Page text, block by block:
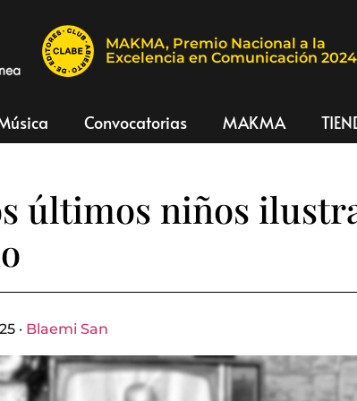
MAKMA, Premio Nacional a la
Excelencia en Comunicación 2024
Convocatorias MAKMA
últimos niños
· Blaemi San